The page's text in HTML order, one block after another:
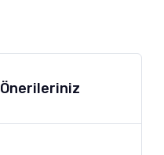
Önerileriniz